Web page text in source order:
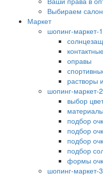
Выбираем салон
Маркет
шопинг-маркет-1
оправы
растворы
шопинг-маркет-2
выбор
подбор
подбор
подбор
подбор
формы
шопинг-маркет-3